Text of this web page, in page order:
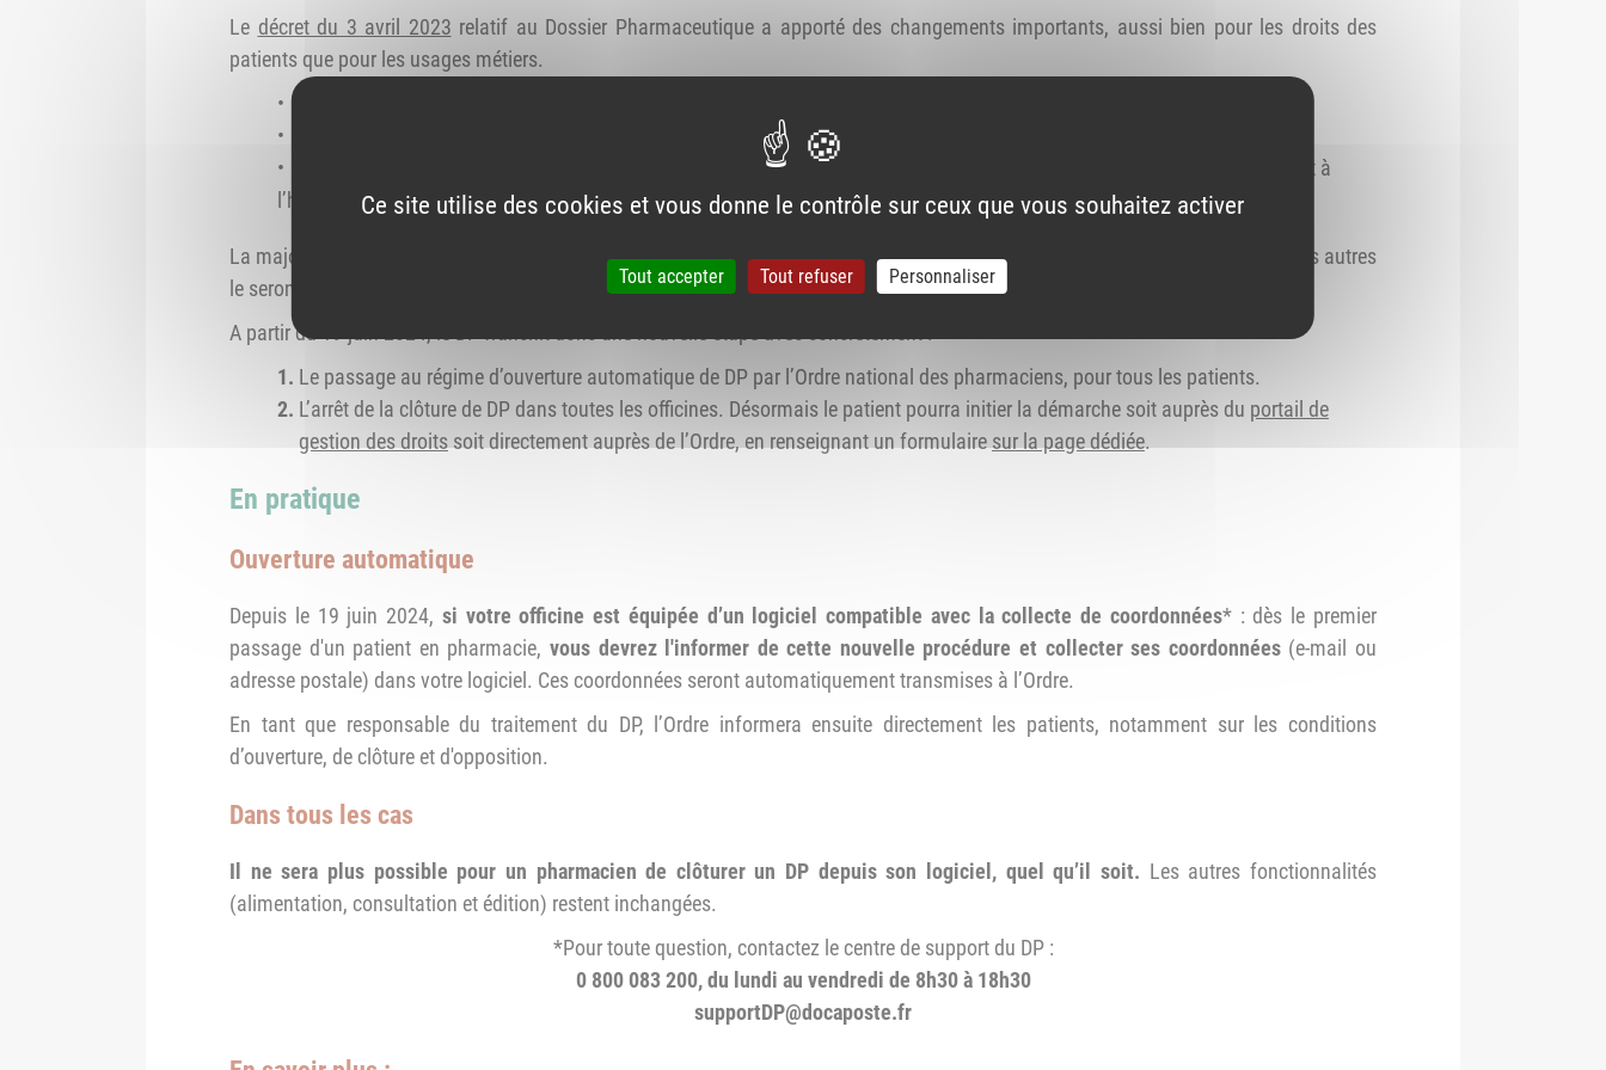
Le décret du 3 avril 2023 relatif au Dossier Pharmaceutique a apporté des changements importants, aussi bien pour les droits des
patients que pour les usages métiers.
des traitements médicamenteux contenus dans le DP, portée de 4 à 12 mois ;
dans le DP du patient, attendu depuis plusieurs années, notamment en ville et à
l’hôpital.
La majorité des officines sont désormais équipées d’une version logicielle pleinement compatible avec le nouveau régime DP. Les autres
le seront au cours des semaines et mois à venir.
A partir du 19 juin 2024, le DP franchit donc une nouvelle étape avec concrètement :
Le passage au régime d’ouverture automatique de DP par l’Ordre national des pharmaciens, pour tous les patients.
L’arrêt de la clôture de DP dans toutes les officines. Désormais le patient pourra initier la démarche soit auprès du portail de
gestion des droits soit directement auprès de l’Ordre, en renseignant un formulaire sur la page dédiée.
En pratique
Ouverture automatique
Depuis le 19 juin 2024, si votre officine est équipée d’un logiciel compatible avec la collecte de coordonnées* : dès le premier
passage d'un patient en pharmacie, vous devrez l'informer de cette nouvelle procédure et collecter ses coordonnées(e-mail ou
adresse postale) dans votre logiciel. Ces coordonnées seront automatiquement transmises à l’Ordre.
En tant que responsable du traitement du DP, l’Ordre informera ensuite directement les patients, notamment sur les conditions
d’ouverture, de clôture et d'opposition.
Dans tous les cas
Il ne sera plus possible pour un pharmacien de clôturer un DP depuis son logiciel, quel qu’il soit. Les autres fonctionnalités
(alimentation, consultation et édition) restent inchangées.
*Pour toute question, contactez le centre de support du DP :
0 800 083 200, du lundi au vendredi de 8h30 à 18h30
supportDP@docaposte.fr
Ce site utilise des cookies et vous donne le contrôle sur ceux que vous souhaitez activer
Tout accepter Tout refuser Personnaliser